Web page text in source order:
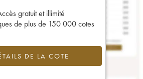
gratuit et illimité
de plus de 150 000 cotes
DE LA COTE